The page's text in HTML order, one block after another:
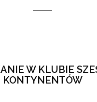
W KLUBIE
KONTYNENTÓW